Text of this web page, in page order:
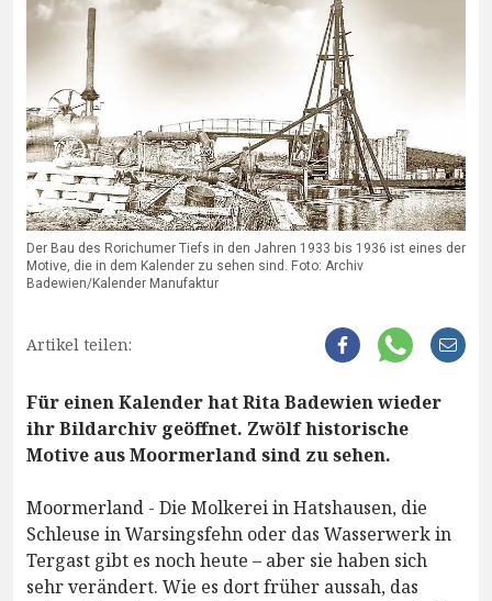
Der Bau des Rorichumer Tiefs in den Jahren 1933 bis 1936 ist eines der
Motive, die in dem Kalender zu sehen sind. Foto: Archiv
Badewien/Kalender Manufaktur
Artikel teilen:
Für einen Kalender hat Rita Badewien wieder
ihr Bildarchiv geöffnet. Zwölf historische
Motive aus Moormerland sind zu sehen.
Moormerland - Die Molkerei in Hatshausen, die
Schleuse in Warsingsfehn oder das Wasserwerk in
Tergast gibt es noch heute – aber sie haben sich
sehr verändert. Wie es dort früher aussah, das